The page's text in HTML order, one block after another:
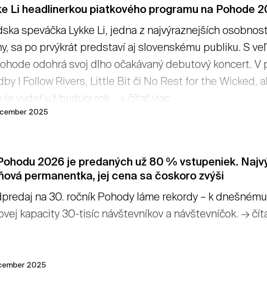
Li headlinerkou piatkového programu na Pohode
speváčka Lykke Li, jedna z najvýraznejších
sa po prvýkrát predstaví aj slovenskému publiku. S
odohrá svoj dlho očakávaný debutový koncert.
I Follow Rivers, Little Bit či No Rest for the Wicked,
vydať už budúci rok. → čítať viac
2025
2026 je predaných už 80 % vstupeniek.
permanentka, jej cena sa čoskoro zvýši
na 30. ročník Pohody láme rekordy – k
kapacity 30-tisíc návštevníkov a návštevníčok. →
2025